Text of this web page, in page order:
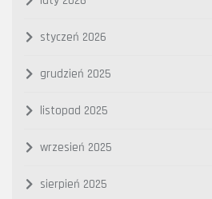
styczeń 2026
grudzień 2025
listopad 2025
wrzesień 2025
sierpień 2025